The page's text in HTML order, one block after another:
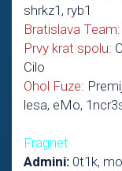
shrkz1, ryb1
Bratislava Team:
Prvy krat spolu:
Cilo
Ohol Fuze:
lesa, eMo,
Fragnet
Admini: 0t1k,